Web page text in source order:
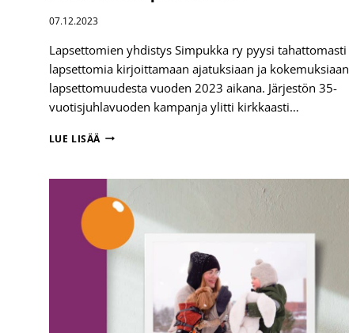
07.12.2023
Lapsettomien yhdistys Simpukka ry pyysi tahattomasti
lapsettomia kirjoittamaan ajatuksiaan ja kokemuksiaan
lapsettomuudesta vuoden 2023 aikana. Järjestön 35-
vuotisjuhlavuoden kampanja ylitti kirkkaasti…
LUE LISÄÄ LUITKO
–
ANNA
MEILLE
PALAUTETTA!